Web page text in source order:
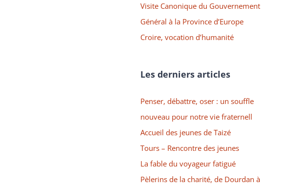
Visite Canonique du Gouvernement
Général à la Province d’Europe
Croire, vocation d’humanité
Les derniers articles
Penser, débattre, oser : un souffle
nouveau pour notre vie fraternell
Accueil des jeunes de Taizé
Tours – Rencontre des jeunes
La fable du voyageur fatigué
Pèlerins de la charité, de Dourdan à